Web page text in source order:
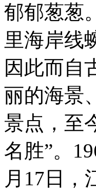
郁郁葱葱
里海岸线
因此而自
丽的海景
景点，至
名胜”。
月17日，